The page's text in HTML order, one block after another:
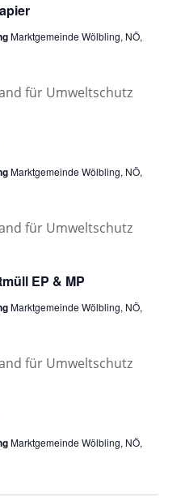
Marktgemeinde Wölbling, NÖ,
Marktgemeinde Wölbling, NÖ,
EP & MP
Marktgemeinde Wölbling, NÖ,
Marktgemeinde Wölbling, NÖ,